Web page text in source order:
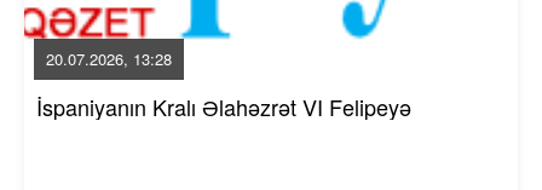
20.07.2026, 13:28
İspaniyanın Kralı Əlahəzrət VI Felipeyə